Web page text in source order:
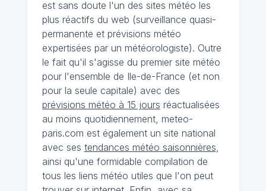
est sans doute l'un des sites météo les
plus réactifs du web (surveillance quasi-
permanente et prévisions météo
expertisées par un météorologiste). Outre
le fait qu'il s'agisse du premier site météo
pour l'ensemble de Ile-de-France (et non
pour la seule capitale) avec des
prévisions météo à 15 jours réactualisées
au moins quotidiennement, meteo-
paris.com est également un site national
avec ses tendances météo saisonnières,
ainsi qu'une formidable compilation de
tous les liens météo utiles que l'on peut